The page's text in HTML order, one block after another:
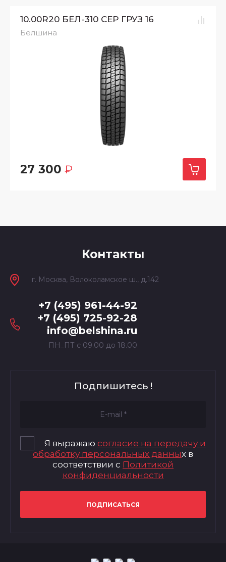
10.00R20 БЕЛ-310 СЕР ГРУЗ 16
Белшина
27 300 ₽
Контакты
+7 (495) 961-44-92
+7 (495) 725-92-28
info@belshina.ru
ПН_ПТ с 09.00 до 18.00
г. Москва, Волоколамское ш., д.142
Подпишитесь !
Я выражаю согласие на передачу и
обработку персональных данных в
соответствии с Политикой
конфиденциальности
ПОДПИСАТЬСЯ